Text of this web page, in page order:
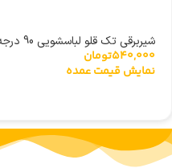
شیربرقی تک قلو لباسشویی 90 درجه بایترون
540,000تومان
نمایش قیمت عمده